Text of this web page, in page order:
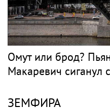
Омут или брод?
Макаревич сиганул
ЗЕМФИРА